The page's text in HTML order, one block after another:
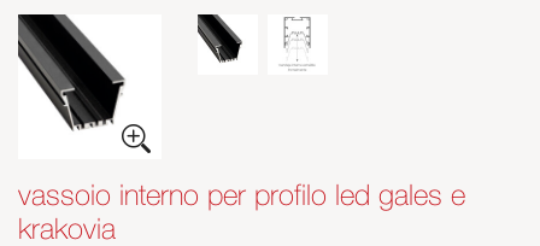
vassoio interno per profilo led gales e
krakovia